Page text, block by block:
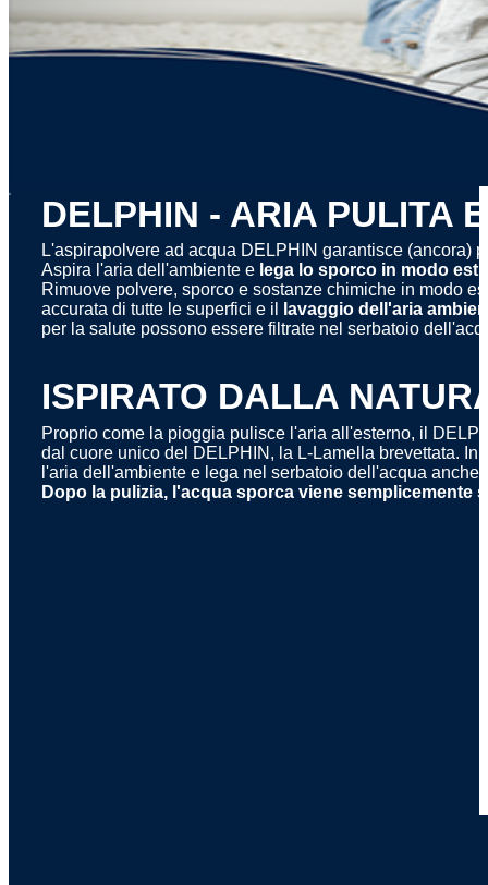
x
DELPHIN - ARIA PULITA
L'aspirapolvere ad acqua DELPHIN garantisce (ancora)
Aspira l'aria dell'ambiente e lega lo sporco in modo
Rimuove polvere, sporco e sostanze chimiche in modo
accurata di tutte le superfici e il
lavaggio dell'aria
per la salute possono essere filtrate nel serbatoio
ISPIRATO DALLA
Proprio come la pioggia pulisce l'aria all'esterno, il
dal cuore unico del DELPHIN, la L-Lamella brevettata.
l'aria dell'ambiente e lega nel serbatoio dell'acqua
Dopo la pulizia, l'acqua sporca viene semplicemente